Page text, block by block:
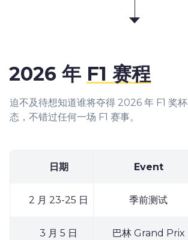
2026 年 F1 赛程
迫不及待想知道谁将夺得 2026 年 F1 奖
态，不错过任何一场 F1 赛事。
日期 Event
2 月 23-25 日 季前测试
3 月 5 日 巴林 Grand Prix